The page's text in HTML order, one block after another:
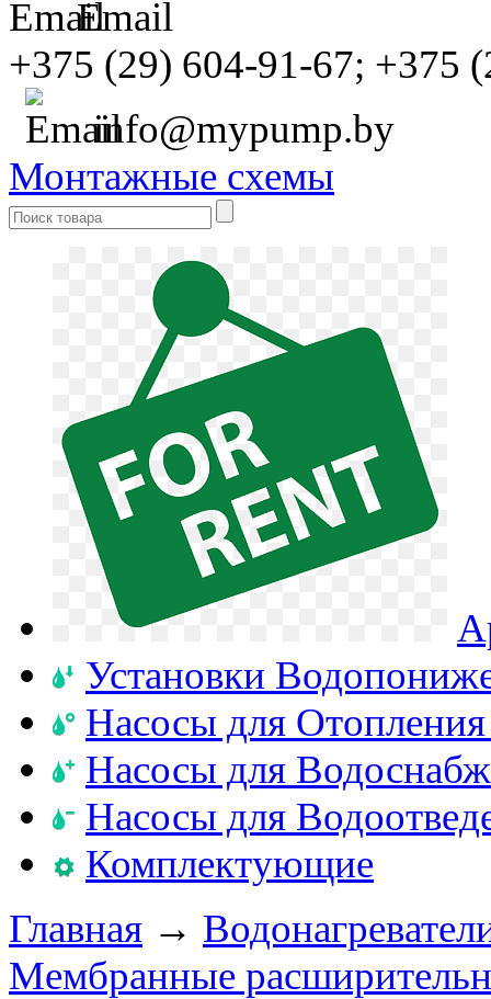
+375 (29) 604-91-67; +375
info@mypump.by
Монтажные схемы
Установки
Насосы для
Насосы для
Насосы для
Комплектующие
Главная →
Мембранные